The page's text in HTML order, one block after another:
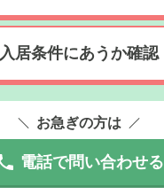
入居条件にあうか確認
お急ぎの方は
電話で問い合わせる